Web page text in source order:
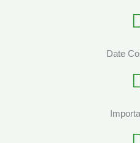
Date